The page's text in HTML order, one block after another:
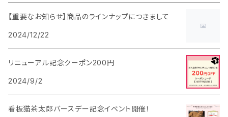
【重要なお知らせ】商品のラインナップにつきまして
2024/12/22
リニューアル記念クーポン200円
2024/9/2
看板猫茶太郎バースデー記念イベント開催！